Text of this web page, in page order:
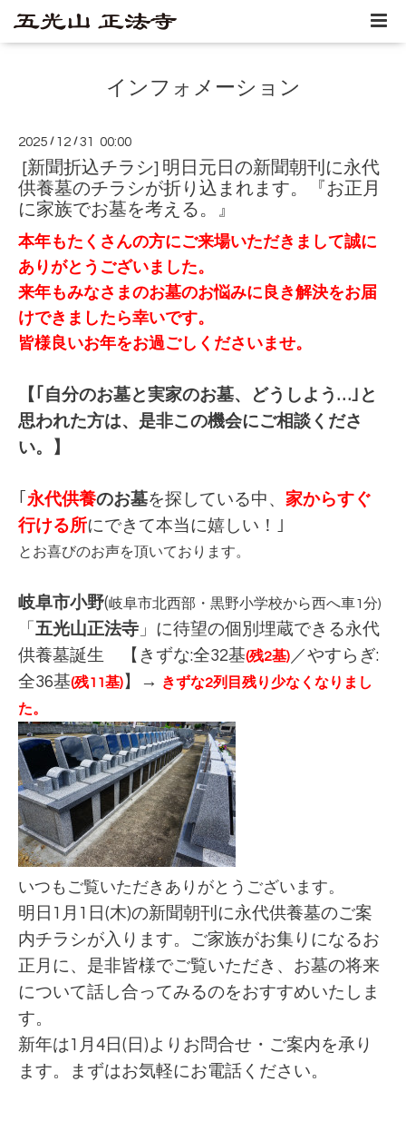
インフォメーション
2025 / 12 /31 00:00
[新聞折込チラシ] 明日元日の新聞朝刊に永代
供養墓のチラシが折り込まれます。『お正月
に家族でお墓を考える。』
本年もたくさんの方にご来場いただきまして誠に
ありがとうございました。
来年もみなさまのお墓のお悩みに良き解決をお届
けできましたら幸いです。
皆様良いお年をお過ごしくださいませ。
【｢自分のお墓と実家のお墓、どうしよう…｣と
思われた方は、是非この機会にご相談くださ
い。】
｢ 永代供養のお墓を探している中、 家からすぐ
行ける所にできて本当に嬉しい！｣
とお喜びのお声を頂いております。
岐阜市小野(岐阜市北西部・ 黒野小学校から西へ車1分)
「 五光山正法寺 」に待望の個別埋蔵できる永代
供養墓誕生 【 きずな:全32基(残2基)／やすらぎ:
全36基(残11基)】→ きずな2列目 残り少なくなりまし
た。
いつもご覧いただきありがとうございます。
明日1月1日(木)の新聞朝刊に永代供養墓のご案
内チラシが入ります。ご家族がお集りになるお
正月に、是非皆様でご覧いただき、お墓の将来
について話し合ってみるのをおすすめいたしま
す。
新年は1月4日(日)よりお問合せ・ご案内を承り
ます。まずはお気軽にお電話ください。